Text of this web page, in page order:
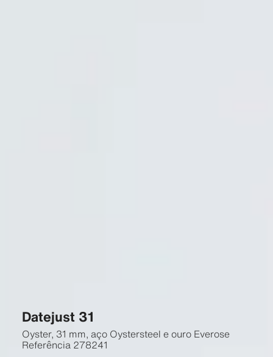
Datejust 31
Oyster, 31 mm, aço Oystersteel e ouro Everose
Referência 278241